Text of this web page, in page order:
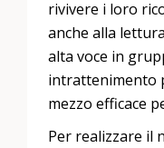
rivivere i loro
anche alla
alta voce in
intrattenimento
mezzo efficace
Per realizzare il